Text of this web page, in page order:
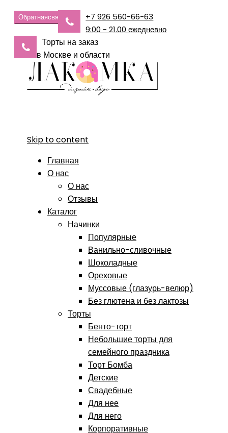
Обратнаясвязь
+7 926 560-66-63
9:00 - 21.00 ежедневно
Торты на заказ
в Москве и области
Skip to content
Главная
О нас
О нас
Отзывы
Каталог
Начинки
Популярные
Ванильно-сливочные
Шоколадные
Ореховые
Муссовые (глазурь-велюр)
Без глютена и без лактозы
Торты
Бенто-торт
Небольшие торты для
семейного праздника
Торт Бомба
Детские
Свадебные
Для нее
Для него
Корпоративные